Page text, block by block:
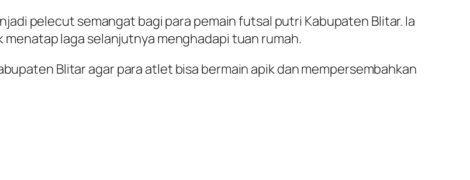
pelecut semangat bagi para pemain futsal putri Kabupaten Blitar. Ia
laga selanjutnya menghadapi tuan rumah.
Blitar agar para atlet bisa bermain apik dan mempersembahkan